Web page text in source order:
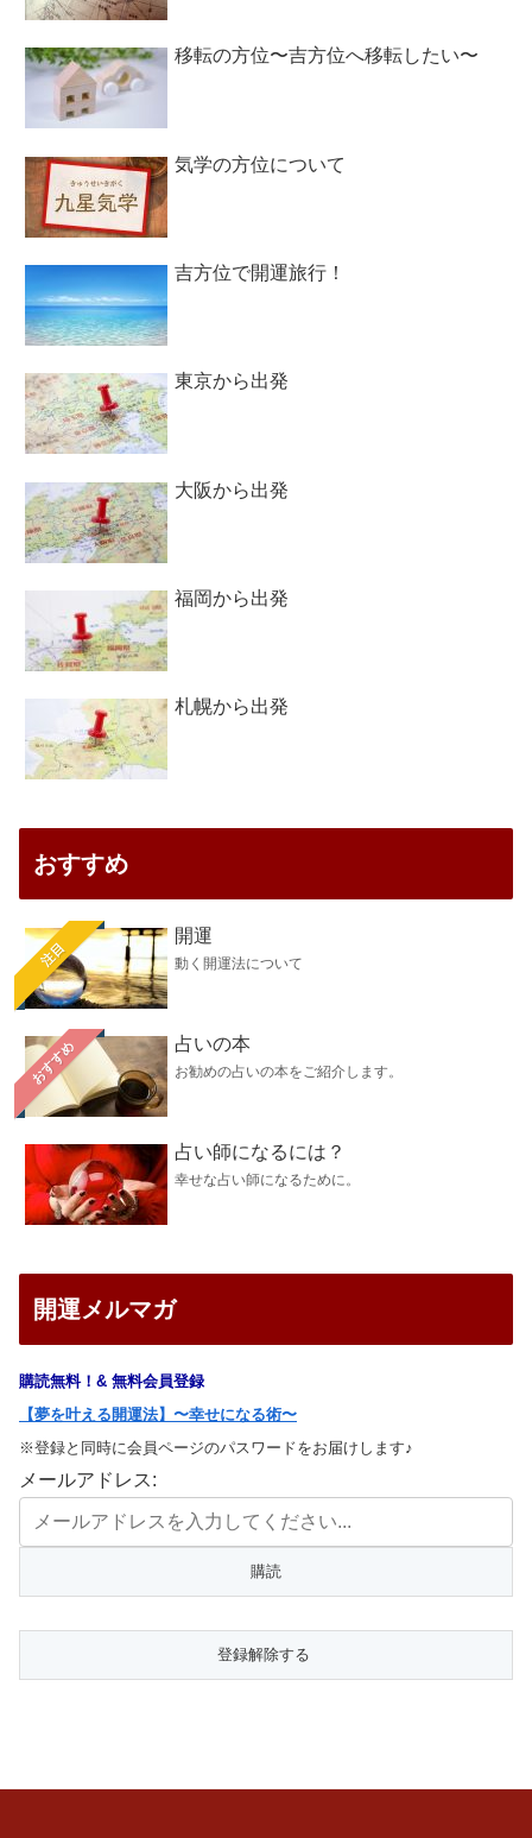
移転の方位〜吉方位へ移転したい〜
気学の方位について
吉方位で開運旅行！
東京から出発
大阪から出発
福岡から出発
札幌から出発
おすすめ
注目
開運
動く開運法について
おすすめ 占いの本
お勧めの占いの本をご紹介します。
占い師になるには？
幸せな占い師になるために。
開運メルマガ
購読無料！& 無料会員登録
【夢を叶える開運法】〜幸せになる術〜
※登録と同時に会員ページのパスワードをお届けします♪
メールアドレス: